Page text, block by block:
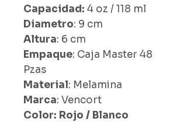
Capacidad: 4 oz / 118 ml
Diametro: 9 cm
Altura: 6 cm
Empaque: Caja Master 48
Pzas
Material: Melamina
Marca: Vencort
Color: Rojo / Blanco